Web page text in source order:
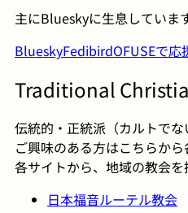
主にBlueskyに生息していま
BlueskyFedibirdOFUSEで応
Traditional
伝統的・正統派（カルトで
ご興味のある方はこちらから
各サイトから、地域の教会を
日本福音ルーテル教会